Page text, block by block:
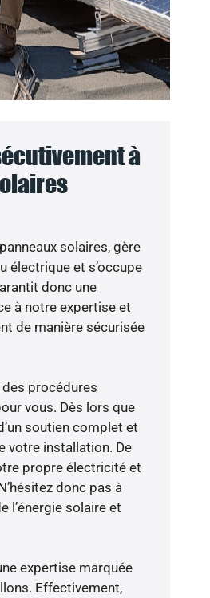
à
solaires, gère
électrique et s’occupe
donc une
à notre expertise et
de manière sécurisée
des procédures
vous. Dès lors que
soutien complet et
votre installation. De
propre électricité et
donc pas à
l’énergie solaire et
expertise marquée
Effectivement,